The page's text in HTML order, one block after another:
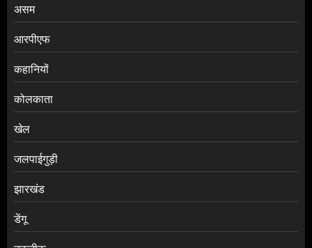
असम
आरपीएफ
कहानियों
कोलकाता
खेल
जलपाईगुड़ी
झारखंड
डेंगू